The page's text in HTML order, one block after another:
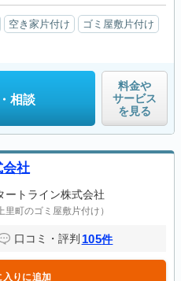
空き家片付け
ゴミ屋敷片付け
相談
料金や
サービス
を見る
会社
ートライン株式会社
里町のゴミ屋敷片付け）
口コミ・評判 105件
入りに追加